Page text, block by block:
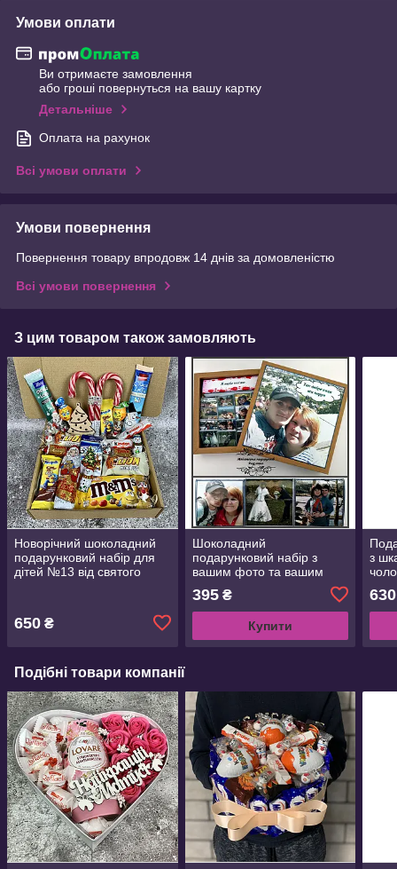
Умови оплати
Ви отримаєте замовлення
або гроші повернуться на вашу картку
Детальніше
Оплата на рахунок
Всі умови оплати
Умови повернення
Повернення товару впродовж 14 днів за домовленістю
Всі умови повернення
З цим товаром також замовляють
Новорічний шоколадний
подарунковий набір для
дітей №13 від святого
650 ₴
Шоколадний
подарунковий набір з
вашим фото та вашим
День народження, 14
лютого, Новий рік
395₴
Купити
з
630
Подібні товари компанії